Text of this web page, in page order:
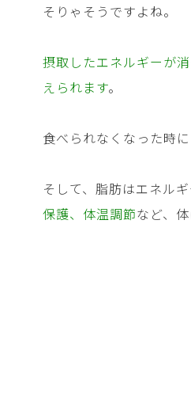
そりゃそうですよね。
摂取したエネルギーが
えられます。
食べられなくなった時
そして、脂肪はエネル
保護、体温調節など、